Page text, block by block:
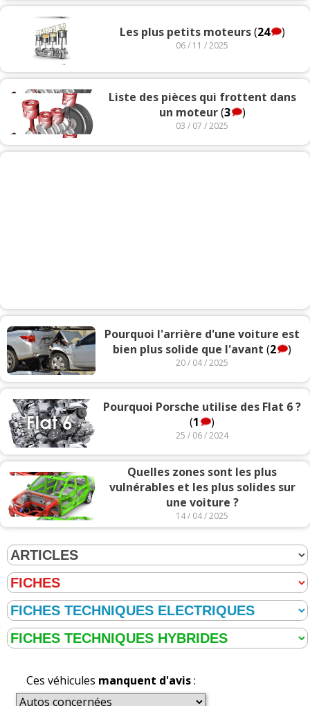
Les plus petits moteurs(24 )
06 / 11 / 2025
Liste des pièces qui frottent dans
un moteur(3 )
03 / 07 / 2025
Pourquoi l'arrière d'une voiture est
bien plus solide que l'avant (2 )
20 / 04 / 2025
Pourquoi Porsche utilise des Flat 6 ?
(1 )
25 / 06 / 2024
Quelles zones sont les plus
vulnérables et les plus solides sur
une voiture ?
14 / 04 / 2025
Ces véhicules manquent d'avis: